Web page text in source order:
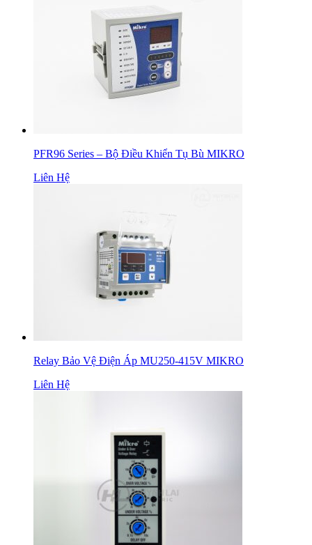
PFR96 Series – Bộ Điều Khiển Tụ Bù MIKRO
Liên Hệ
Relay Bảo Vệ Điện Áp MU250-415V MIKRO
Liên Hệ